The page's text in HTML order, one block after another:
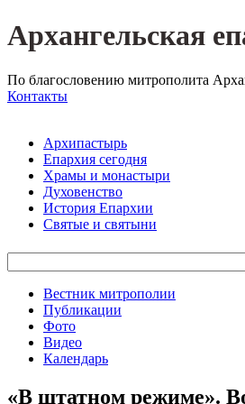
Архангельская
По благословению митрополита
Контакты
Архипастырь
Епархия сегодня
Храмы и монастыри
Духовенство
История Епархии
Святые и святыни
Вестник митрополии
Публикации
Фото
Видео
Календарь
«В штатном режиме».